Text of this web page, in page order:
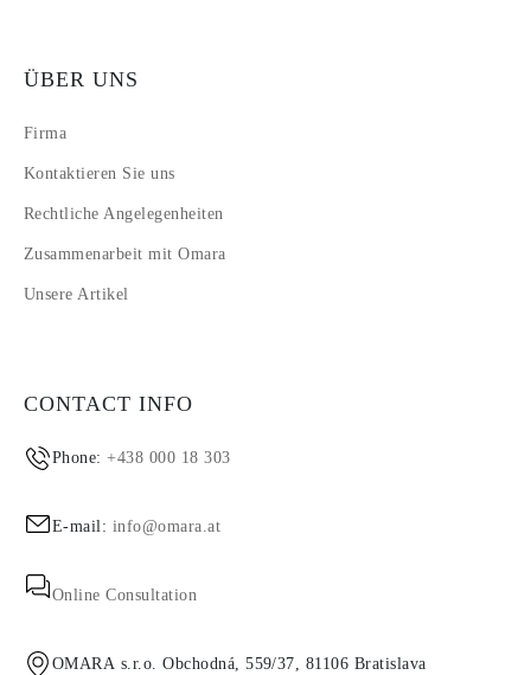
ÜBER UNS
Firma
Kontaktieren Sie uns
Rechtliche Angelegenheiten
Zusammenarbeit mit Omara
Unsere Artikel
CONTACT INFO
Phone:+438 000 18 303
E-mail: info@omara.at
Online Consultation
OMARA s.r.o. Obchodná, 559/37, 81106 Bratislava